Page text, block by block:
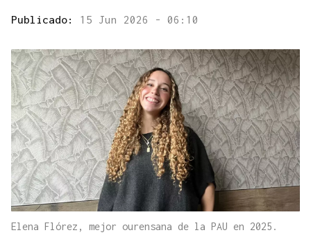
Publicado: 15 Jun 2026 - 06:10
Elena Flórez, mejor ourensana de la PAU en 2025.